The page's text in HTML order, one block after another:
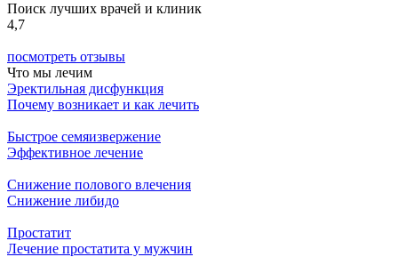
Поиск лучших врачей и клиник
4,7
посмотреть отзывы
Что мы лечим
Эректильная дисфункция
Почему возникает и как лечить
Быстрое семяизвержение
Эффективное лечение
Снижение полового влечения
Снижение либидо
Простатит
Лечение простатита у мужчин